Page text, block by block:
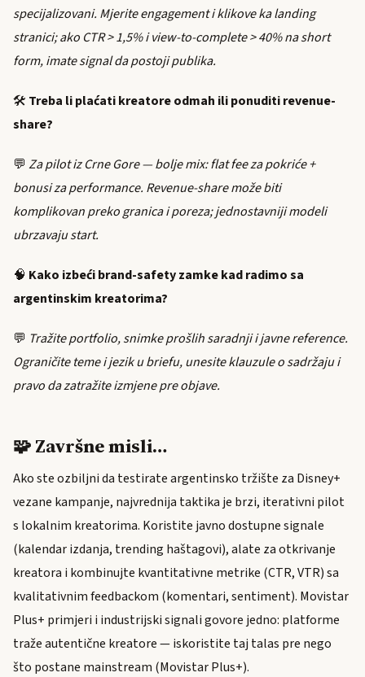
specijalizovani. Mjerite engagement i klikove ka landing
stranici; ako CTR > 1,5% i view-to-complete > 40% na short
form, imate signal da postoji publika.
🛠️ Treba li plaćati kreatore odmah ili ponuditi revenue-
share?
💬 Za pilot iz Crne Gore — bolje mix: flat fee za pokriće +
bonusi za performance. Revenue-share može biti
komplikovan preko granica i poreza; jednostavniji modeli
ubrzavaju start.
🧠 Kako izbeći brand-safety zamke kad radimo sa
argentinskim kreatorima?
💬 Tražite portfolio, snimke prošlih saradnji i javne reference.
Ograničite teme i jezik u briefu, unesite klauzule o sadržaju i
pravo da zatražite izmjene pre objave.
🧩 Završne misli…
Ako ste ozbiljni da testirate argentinsko tržište za Disney+
vezane kampanje, najvrednija taktika je brzi, iterativni pilot
s lokalnim kreatorima. Koristite javno dostupne signale
(kalendar izdanja, trending haštagovi), alate za otkrivanje
kreatora i kombinujte kvantitativne metrike (CTR, VTR) sa
kvalitativnim feedbackom (komentari, sentiment). Movistar
Plus+ primjeri i industrijski signali govore jedno: platforme
traže autentične kreatore — iskoristite taj talas pre nego
što postane mainstream (Movistar Plus+).